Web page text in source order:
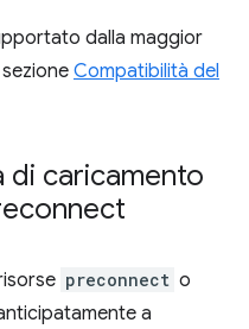
dalla maggior
Compatibilità del
di caricamento
preconnect o
a